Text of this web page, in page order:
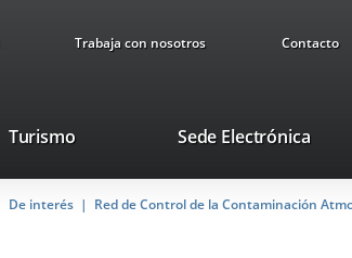
Trabaja con nosotros Contacto
TurismoThis
will
open
Sede ElectrónicaLink
De interés
Red de Control de la Contaminación